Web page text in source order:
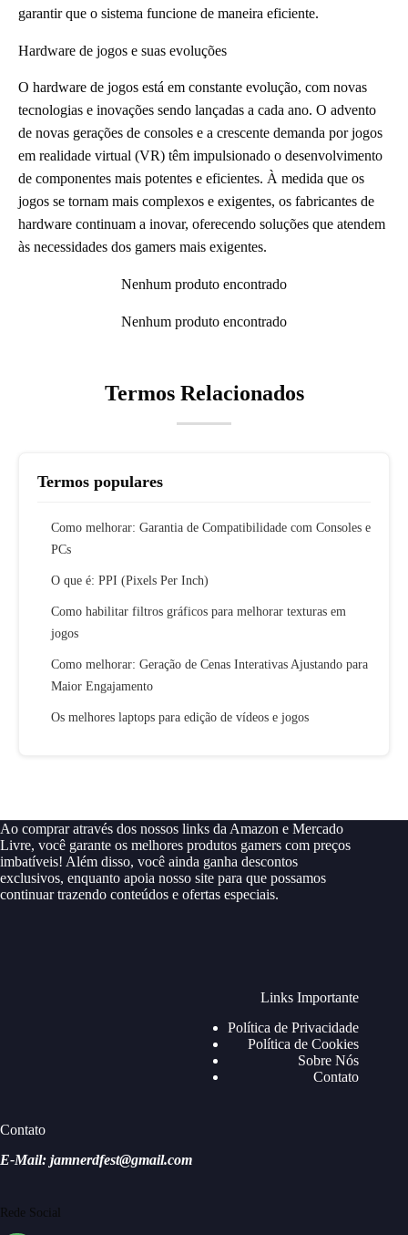
garantir que o sistema funcione de maneira eficiente.
Hardware de jogos e suas evoluções
O hardware de jogos está em constante evolução, com novas
tecnologias e inovações sendo lançadas a cada ano. O advento
de novas gerações de consoles e a crescente demanda por jogos
em realidade virtual (VR) têm impulsionado o desenvolvimento
de componentes mais potentes e eficientes. À medida que os
jogos se tornam mais complexos e exigentes, os fabricantes de
hardware continuam a inovar, oferecendo soluções que atendem
às necessidades dos gamers mais exigentes.
Nenhum produto encontrado
Nenhum produto encontrado
Termos Relacionados
Termos populares
Como melhorar: Garantia de Compatibilidade com Consoles e
PCs
O que é: PPI (Pixels Per Inch)
Como habilitar filtros gráficos para melhorar texturas em
jogos
Como melhorar: Geração de Cenas Interativas Ajustando para
Maior Engajamento
Os melhores laptops para edição de vídeos e jogos
Ao comprar através dos nossos links da Amazon e Mercado
Livre, você garante os melhores produtos gamers com preços
imbatíveis! Além disso, você ainda ganha descontos
exclusivos, enquanto apoia nosso site para que possamos
continuar trazendo conteúdos e ofertas especiais.
Links Importante
Política de Privacidade
Política de Cookies
Sobre Nós
Contato
Contato
E-Mail: jamnerdfest@gmail.com
Rede Social